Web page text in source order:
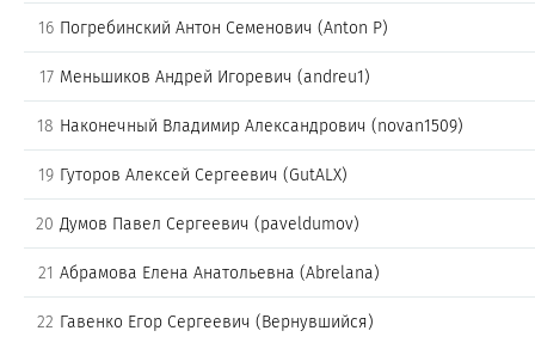
16 Погребинский Антон Семенович (Anton P)
17 Меньшиков Андрей Игоревич (andreu1)
18 Наконечный Владимир Александрович (novan1509)
19 Гуторов Алексей Сергеевич (GutALX)
20 Думов Павел Сергеевич (paveldumov)
21 Абрамова Елена Анатольевна (Abrelana)
22 Гавенко Егор Сергеевич (Вернувшийся)